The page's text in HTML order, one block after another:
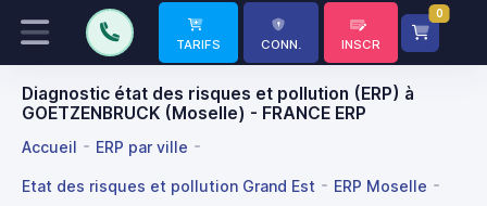
TARIFS CONN. INSCR
0
Diagnostic état des risques et pollution (ERP) à
GOETZENBRUCK (Moselle) - FRANCE ERP
Accueil ERP par ville
Etat des risques et pollution Grand Est ERP Moselle